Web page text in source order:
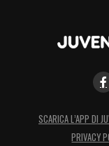
SCARICA L’APP DI
PRIVACY